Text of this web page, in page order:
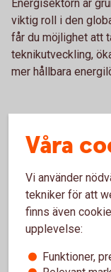
Energisektorn är
viktig roll i den
får du möjlighet att
teknikutveckling,
mer hållbara
Att tänka på
Utvecklingen för
Energipriser,
påverkar sektorn.
stämmer överens
planerar att spara.
Våra
Vi använder
tekniker för att
finns även
upplevelse:
Funktioner,